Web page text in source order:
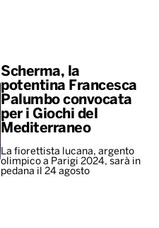
Scherma, la
potentina Francesca
Palumbo convocata
per i Giochi del
Mediterraneo
La fiorettista lucana, argento
olimpico a Parigi 2024, sarà in
pedana il 24 agosto